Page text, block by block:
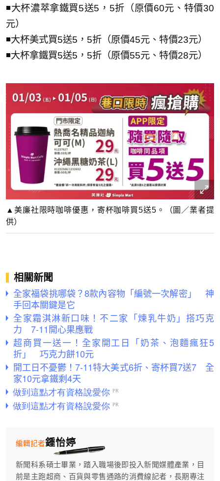
◾大杯濃萃拿鐵買5送5，5折（原價60元、特價30
元）
◾大杯美式買5送5，5折（原價45元、特價23元）
◾大杯拿鐵買5送5，5折（原價55元、特價28元）
▲美廉社限時咖啡優惠，寄杯咖啡買5送5。（圖／業者提
供）
相關新聞
全家福袋挑哪袋？8款內容物「編號一次解密」 神
手回本關鍵是它
全家霜淇淋新口味！不二家「煉乳牛奶」搭巧克
力 7-11開心果應戰
超商買一送一！全家開工日「奶茶、泡麵瘋狂5
折」 巧克力餅10元
開工日不憂鬱！7-11特大美式6折、寄杯買7送7 全
家10元拿鐵剩4天
鍾怡婷
編輯記者
新聞科系碩士畢業，踏入職場後即投入新聞媒體產業，目
前是主跑超商、百貨與零售通路的消費線記者，長期專注